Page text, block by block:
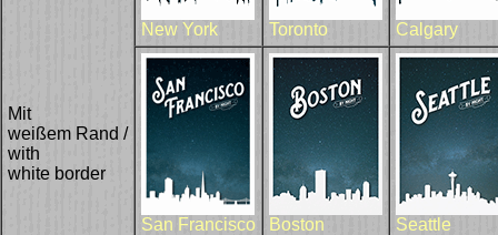
Mit
weißem Rand /
with
white border
New York Toronto Calgary
San Francisco Boston Seattle